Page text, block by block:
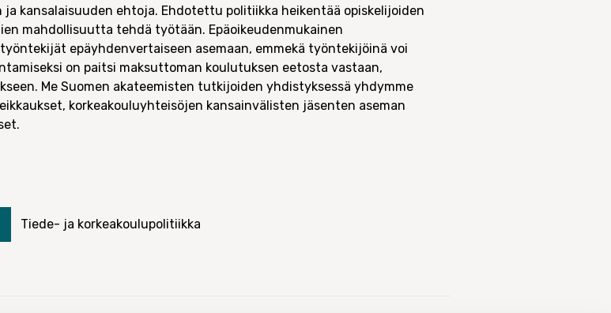
kansalaisuuden ehtoja. Ehdotettu politiikka heikentää opiskelijoiden
mahdollisuutta tehdä työtään. Epäoikeudenmukainen
epäyhdenvertaiseen asemaan, emmekä työntekijöinä voi
on paitsi maksuttoman koulutuksen eetosta vastaan,
Me Suomen akateemisten tutkijoiden yhdistyksessä yhdymme
korkeakouluyhteisöjen kansainvälisten jäsenten aseman
Tiede- ja korkeakoulupolitiikka